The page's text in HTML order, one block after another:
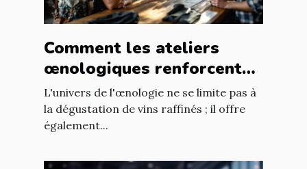
Comment les ateliers
œnologiques renforcent
les liens professionnels ?
L'univers de l'œnologie ne se limite pas à
la dégustation de vins raffinés ; il offre
également...